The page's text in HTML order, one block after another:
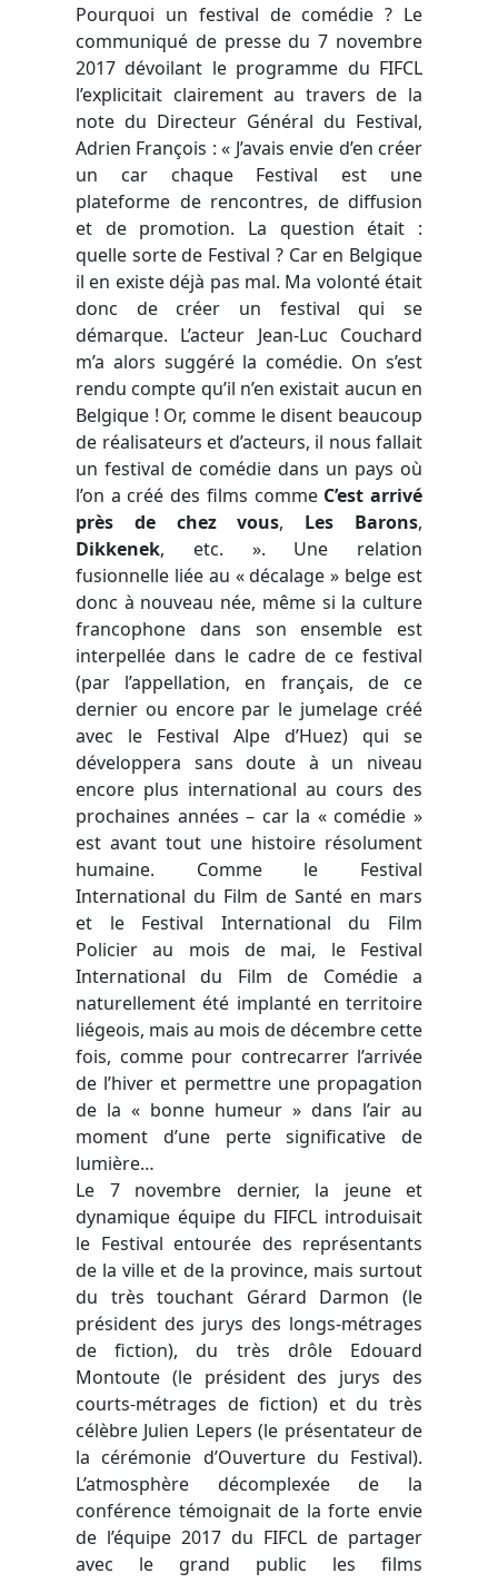
Pourquoi un festival de comédie ? Le
communiqué de presse du 7 novembre
2017 dévoilant le programme du FIFCL
l’explicitait clairement au travers de la
note du Directeur Général du Festival,
Adrien François : « J’avais envie d’en créer
un car chaque Festival est une
plateforme de rencontres, de diffusion
et de promotion. La question était :
quelle sorte de Festival ? Car en Belgique
il en existe déjà pas mal. Ma volonté était
donc de créer un festival qui se
démarque. L’acteur Jean-Luc Couchard
m’a alors suggéré la comédie. On s’est
rendu compte qu’il n’en existait aucun en
Belgique ! Or, comme le disent beaucoup
de réalisateurs et d’acteurs, il nous fallait
un festival de comédie dans un pays où
l’on a créé des films comme C’est arrivé
près de chez vous, Les Barons,
Dikkenek, etc. ». Une relation
fusionnelle liée au « décalage » belge est
donc à nouveau née, même si la culture
francophone dans son ensemble est
interpellée dans le cadre de ce festival
(par l’appellation, en français, de ce
dernier ou encore par le jumelage créé
avec le Festival Alpe d’Huez) qui se
développera sans doute à un niveau
encore plus international au cours des
prochaines années – car la « comédie »
est avant tout une histoire résolument
humaine. Comme le Festival
International du Film de Santé en mars
et le Festival International du Film
Policier au mois de mai, le Festival
International du Film de Comédie a
naturellement été implanté en territoire
liégeois, mais au mois de décembre cette
fois, comme pour contrecarrer l’arrivée
de l’hiver et permettre une propagation
de la « bonne humeur » dans l’air au
moment d’une perte significative de
lumière…
Le 7 novembre dernier, la jeune et
dynamique équipe du FIFCL introduisait
le Festival entourée des représentants
de la ville et de la province, mais surtout
du très touchant Gérard Darmon (le
président des jurys des longs-métrages
de fiction), du très drôle Edouard
Montoute (le président des jurys des
courts-métrages de fiction) et du très
célèbre Julien Lepers (le présentateur de
la cérémonie d’Ouverture du Festival).
L’atmosphère décomplexée de la
conférence témoignait de la forte envie
de l’équipe 2017 du FIFCL de partager
avec le grand public les films